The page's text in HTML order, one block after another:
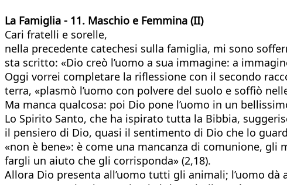
La Famiglia - 11. Maschio e Femmina (II)
Cari fratelli e sorelle,
nella precedente catechesi sulla famiglia, mi sono
sta scritto: «Dio creò l’uomo a sua immagine: a
Oggi vorrei completare la riflessione con il secondo
terra, «plasmò l’uomo con polvere del suolo e soffiò
Ma manca qualcosa: poi Dio pone l’uomo in un
Lo Spirito Santo, che ha ispirato tutta la Bibbia,
il pensiero di Dio, quasi il sentimento di Dio che lo
«non è bene»: è come una mancanza di comunione, gli
fargli un aiuto che gli corrisponda» (2,18).
Allora Dio presenta all’uomo tutti gli animali; l’uomo